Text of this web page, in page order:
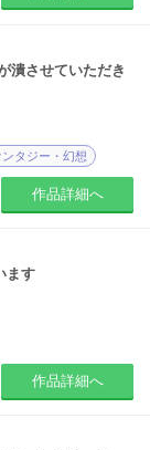
潰させていただき
ンタジー・幻想
作品詳細へ
ます
作品詳細へ